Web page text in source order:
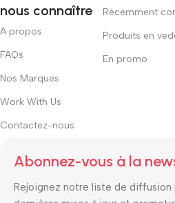
nous connaître
A propos
FAQs
Nos Marques
Work With Us
Contactez-nous
Récemment
Produits en
En promo
Abonnez-vous à la
Rejoignez notre liste de diffusion